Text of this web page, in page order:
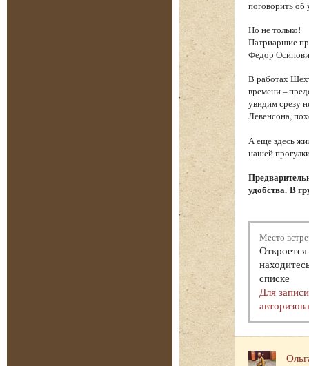
поговорить об
Но не только!
Патриаршие
Федор
В работах
времени –
увидим срезу
Левенсона,
А еще здесь
нашей
удобства. В
Место
списке
Для